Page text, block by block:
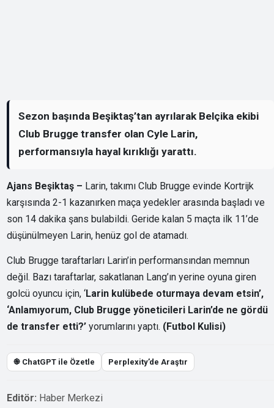
Sezon başında Beşiktaş’tan ayrılarak Belçika ekibi
Club Brugge transfer olan Cyle Larin,
performansıyla hayal kırıklığı yarattı.
Ajans Beşiktaş – Larin, takımı Club Brugge evinde Kortrijk
karşısında 2-1 kazanırken maça yedekler arasında başladı ve
son 14 dakika şans bulabildi. Geride kalan 5 maçta ilk 11’de
düşünülmeyen Larin, henüz gol de atamadı.
Club Brugge taraftarları Larin’in performansından memnun
değil. Bazı taraftarlar, sakatlanan Lang’ın yerine oyuna giren
golcü oyuncu için, ‘Larin kulübede oturmaya devam etsin’,
‘Anlamıyorum, Club Brugge yöneticileri Larin’de ne gördü
de transfer etti?’ yorumlarını yaptı. (Futbol Kulisi)
֎ ChatGPT ile Özetle Perplexity’de Araştır
Editör: Haber Merkezi